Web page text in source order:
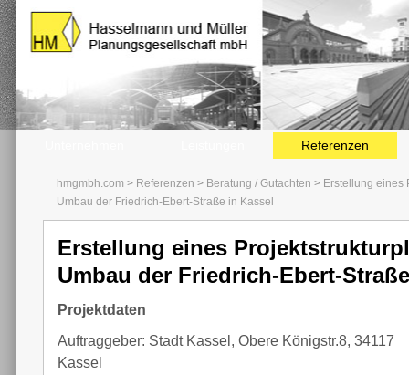
Referenzen
hmgmbh.com > Referenzen > Beratung / Gutachten > Erstellung eines
Umbau der Friedrich-Ebert-Straße in Kassel
Erstellung eines
Umbau der Friedrich-Ebert-
Projektdaten
Auftraggeber: Stadt Kassel, Obere Königstr.8, 34117
Kassel